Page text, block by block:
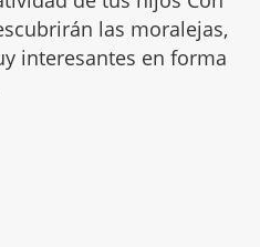
las moralejas,
interesantes en forma